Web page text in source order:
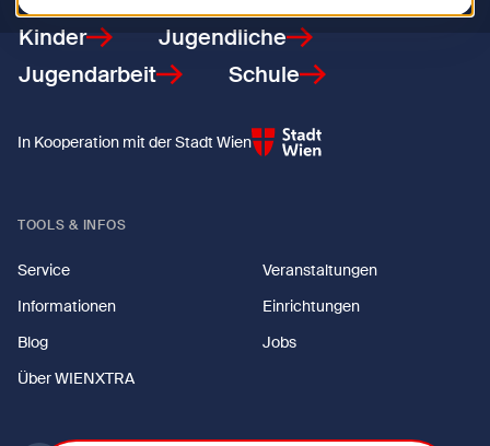
Kinder
Jugendliche
Jugendarbeit
Schule
In Kooperation mit der Stadt Wien
TOOLS & INFOS
Service
Veranstaltungen
Informationen
Einrichtungen
Blog
Jobs
Über WIENXTRA